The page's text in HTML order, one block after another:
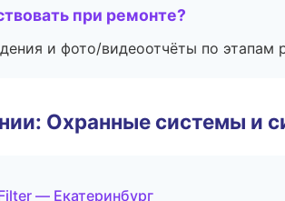
при ремонте?
и фото/видеоотчёты по этапам
Охранные системы и
— Екатеринбург